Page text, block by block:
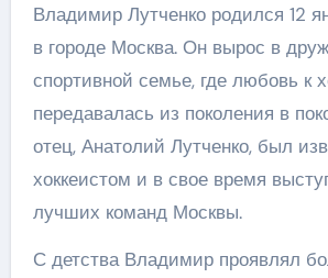
Владимир Лутченко родился 12
в городе Москва. Он вырос в
спортивной семье, где любовь к
передавалась из поколения в
отец, Анатолий Лутченко, был
хоккеистом и в свое время
лучших команд Москвы.
С детства Владимир проявлял